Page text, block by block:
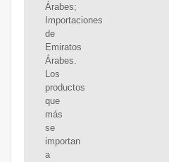
Árabes;
Importaciones
de
Emiratos
Árabes.
Los
productos
que
más
se
importan
a